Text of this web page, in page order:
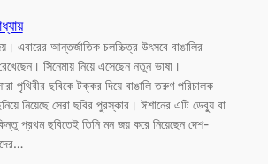
এবারের আন্তর্জাতিক চলচ্চিত্র উৎসবে বাঙালির
সিনেমায় নিয়ে এসেছেন নতুন ভাষা।
পৃথিবীর ছবিকে টক্কর দিয়ে বাঙালি তরুণ পরিচালক
নিয়েছে সেরা ছবির পুরস্কার। ঈশানের এটি ডেব্যু বা
প্রথম ছবিতেই তিনি মন জয় করে নিয়েছেন দেশ-